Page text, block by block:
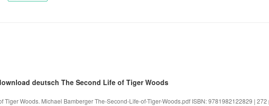
deutsch The Second Life of Tiger Woods
Tiger Woods. Michael Bamberger The-Second-Life-of-Tiger-Woods.pdf ISBN: 9781982122829 | 272